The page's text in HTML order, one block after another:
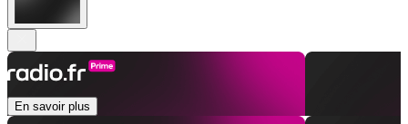
En savoir plus